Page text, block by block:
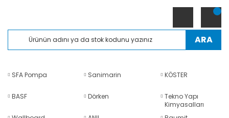
ARA
SFA Pompa Sanimarin KÖSTER
BASF Dörken
Tekno Yapı
Kimyasalları